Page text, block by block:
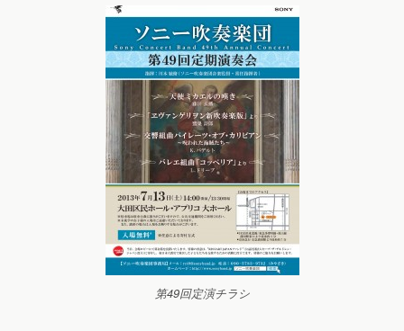
第49回定演チラシ